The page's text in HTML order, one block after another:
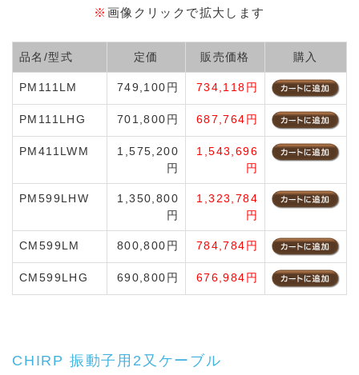
※ 画像クリックで拡大します
品名/型式 定価 販売価格 購入
PM111LM 749,100円 734,118円
PM111LHG 701,800円 687,764円
PM411LWM
1,575,200
円
1,543,696
円
PM599LHW
1,350,800
円
1,323,784
円
CM599LM 800,800円 784,784円
CM599LHG 690,800円 676,984円
CHIRP 振動子用2又ケーブル